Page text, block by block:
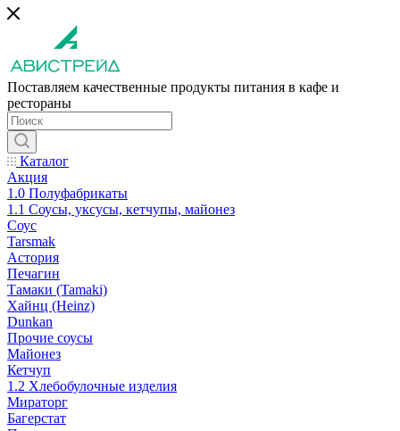
Поставляем качественные продукты питания в кафе и
рестораны
Каталог
Акция
1.0 Полуфабрикаты
1.1 Соусы, уксусы, кетчупы, майонез
Соус
Tarsmak
Астория
Печагин
Тамаки (Tamaki)
Хайнц (Heinz)
Dunkan
Прочие соусы
Майонез
Кетчуп
1.2 Хлебобулочные изделия
Мираторг
Багерстат